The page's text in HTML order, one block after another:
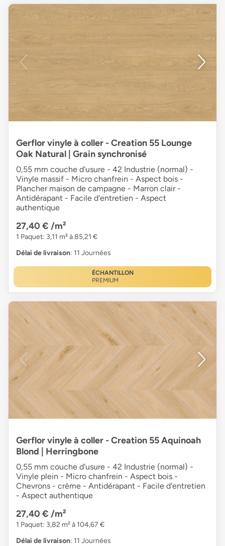
Gerflor vinyle à coller - Creation 55 Lounge
Oak Natural | Grain synchronisé
0,55 mm couche d'usure - 42 Industrie (normal) -
Vinyle massif - Micro chanfrein - Aspect bois -
Plancher maison de campagne - Marron clair -
Antidérapant - Facile d'entretien - Aspect
authentique
27,40 € /m²
1 Paquet: 3,11 m² à 85,21 €
Délai de livraison: 11 Journées
ÉCHANTILLON
PREMIUM
Gerflor vinyle à coller - Creation 55 Aquinoah
Blond | Herringbone
0,55 mm couche d'usure - 42 Industrie (normal) -
Vinyle plein - Micro chanfrein - Aspect bois -
Chevrons - crème - Antidérapant - Facile d'entretien
- Aspect authentique
27,40 € /m²
1 Paquet: 3,82 m² à 104,67 €
Délai de livraison: 11 Journées